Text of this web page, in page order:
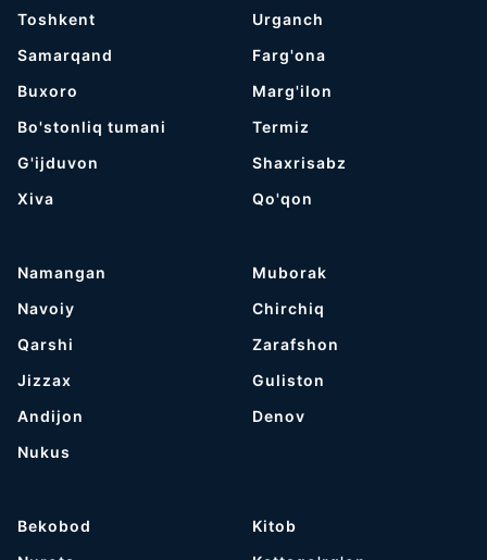
Toshkent
Samarqand
Buxoro
Bo'stonliq tumani
G'ijduvon
Хiva
Urganch
Farg'ona
Marg'ilon
Termiz
Shaxrisabz
Qo'qon
Namangan
Navoiy
Qarshi
Jizzax
Andijon
Nukus
Muborak
Chirchiq
Zarafshon
Guliston
Denov
Bekobod
Kitob